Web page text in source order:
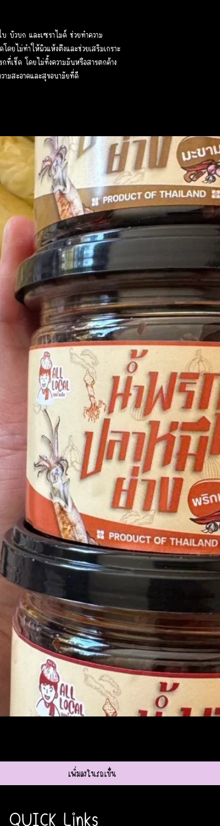
บัวบก และเซราไมด์ ช่วยทำความ
ดยไม่ทำให้ผิวแห้งตึงและช่วยเสริมเกราะ
กที่เช็ด โดยไม่ทิ้งความมันหรือสารตกค้าง
มสะอาดและสุขอนามัยที่ดี
เพิ่มลงในรถเข็น
QUICK Links